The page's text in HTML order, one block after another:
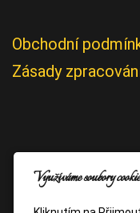
Obchodní
Zásady
Využíváme soubory